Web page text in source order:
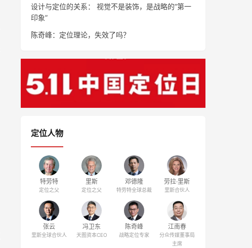
设计与定位的关系： 视觉不是装饰，是战略的“第一
印象”
陈奇峰：定位理论，失效了吗？
定位人物
特劳特
定位之父
里斯
定位之父
邓德隆
特劳特全球总裁
劳拉·里斯
里斯合伙人
张云
里斯全球合伙人
冯卫东
天图资本CEO
陈奇峰
战略定位专家
江南春
分众传媒董事局
主席